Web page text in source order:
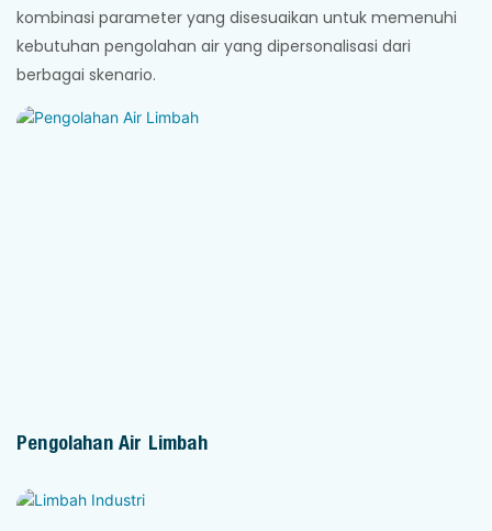
kombinasi parameter yang disesuaikan untuk memenuhi
kebutuhan pengolahan air yang dipersonalisasi dari
berbagai skenario.
Pengolahan Air Limbah